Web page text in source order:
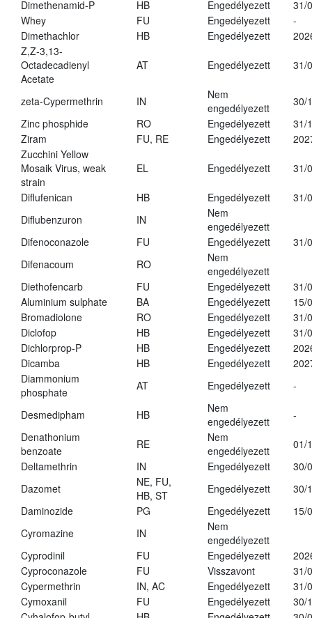
Dimethenamid-P
HB Engedélyezett
31/
Whey
FU Engedélyezett
-
Dimethachlor
HB Engedélyezett
Z,Z-3,13-
Octadecadienyl
Acetate
AT Engedélyezett 31/
zeta-Cypermethrin IN
Nem
engedélyezett
30/
Zinc phosphide
RO Engedélyezett
31/
Ziram
FU, RE Engedélyezett
Zucchini Yellow
Mosaik Virus, weak
strain
EL Engedélyezett 31/
Diflufenican HB Engedélyezett
31/
Diflubenzuron
IN
Nem
engedélyezett
Difenoconazole
FU Engedélyezett
31/
Difenacoum
RO
Nem
engedélyezett
Diethofencarb
FU Engedélyezett
31/
Aluminium sulphate
BA Engedélyezett
15/
Bromadiolone
RO Engedélyezett
31/
Diclofop
HB Engedélyezett
31/
Dichlorprop-P
HB Engedélyezett
Dicamba
HB Engedélyezett
Diammonium
phosphate
AT Engedélyezett -
Desmedipham HB
Nem
engedélyezett
-
Denathonium
benzoate
RE
Nem
engedélyezett
01/
Deltamethrin
IN Engedélyezett
30/
Dazomet
NE, FU,
HB, ST
Engedélyezett
30/
Daminozide
PG Engedélyezett
15/
Cyromazine
IN
Nem
engedélyezett
Cyprodinil
FU Engedélyezett
Cyproconazole
FU Visszavont
31/
Cypermethrin
IN, AC Engedélyezett
31/
Cymoxanil
FU Engedélyezett
30/